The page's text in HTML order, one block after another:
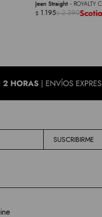
Jean Straight - ROYALTY
$ 1.195$ 2.390
SUSCRIBIRME